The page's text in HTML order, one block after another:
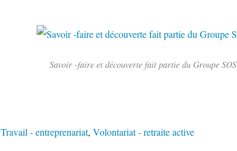
Savoir -faire et découverte fait partie du Groupe SOS
Travail - entreprenariat, Volontariat - retraite active